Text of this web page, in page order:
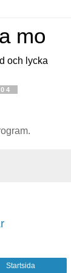
mo
och lycka
Startsida